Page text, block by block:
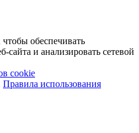
обеспечивать
сайта и анализировать сетевой
cookie
Правила использования